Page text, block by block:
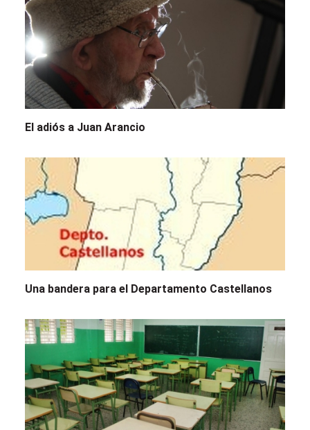
El adiós a Juan Arancio
Una bandera para el Departamento Castellanos